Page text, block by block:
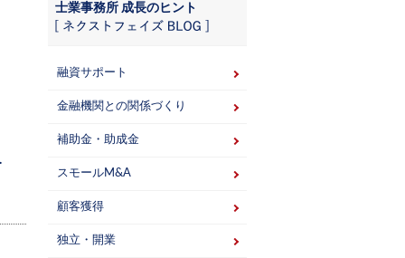
士業事務所 成長のヒント
融資サポート
金融機関との関係づくり
補助金・助成金
スモールM&A
顧客獲得
独立・開業